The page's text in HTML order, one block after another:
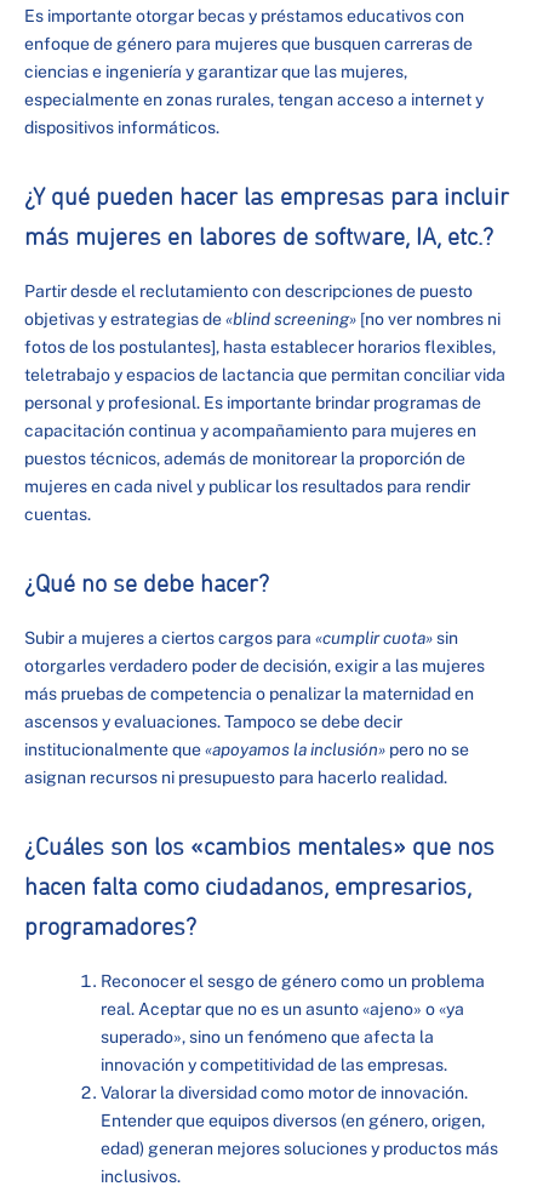
Es importante otorgar becas y préstamos educativos con
enfoque de género para mujeres que busquen carreras de
ciencias e ingeniería y garantizar que las mujeres,
especialmente en zonas rurales, tengan acceso a internet y
dispositivos informáticos.
¿Y qué pueden hacer las empresas para incluir
más mujeres en labores de software, IA, etc.?
Partir desde el reclutamiento con descripciones de puesto
objetivas y estrategias de«blind screening» [no ver nombres ni
fotos de los postulantes], hasta establecer horarios flexibles,
teletrabajo y espacios de lactancia que permitan conciliar vida
personal y profesional. Es importante brindar programas de
capacitación continua y acompañamiento para mujeres en
puestos técnicos, además de monitorear la proporción de
mujeres en cada nivel y publicar los resultados para rendir
cuentas.
¿Qué no se debe hacer?
Subir a mujeres a ciertos cargos para «cumplir cuota»sin
otorgarles verdadero poder de decisión, exigir a las mujeres
más pruebas de competencia o penalizar la maternidad en
ascensos y evaluaciones. Tampoco se debe decir
institucionalmente que«apoyamos la inclusión» pero no se
asignan recursos ni presupuesto para hacerlo realidad.
¿Cuáles son los «cambios mentales» que nos
hacen falta como ciudadanos, empresarios,
programadores?
Reconocer el sesgo de género como un problema
real. Aceptar que no es un asunto «ajeno» o «ya
superado», sino un fenómeno que afecta la
innovación y competitividad de las empresas.
Valorar la diversidad como motor de innovación.
Entender que equipos diversos (en género, origen,
edad) generan mejores soluciones y productos más
inclusivos.